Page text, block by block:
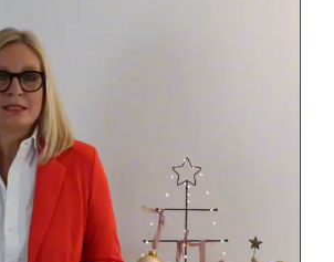
kann ich mich bewerben